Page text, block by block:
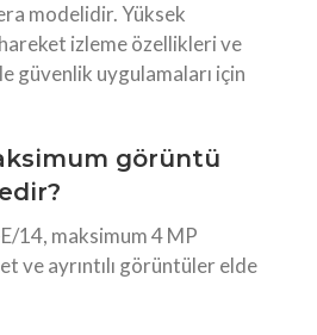
modelidir. Yüksek
izleme özellikleri ve
güvenlik uygulamaları için
görüntü
14, maksimum 4 MP
ve ayrıntılı görüntüler elde